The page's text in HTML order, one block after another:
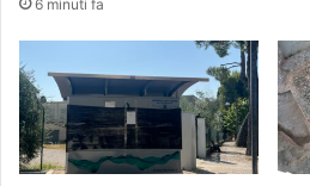
6 minuti fa